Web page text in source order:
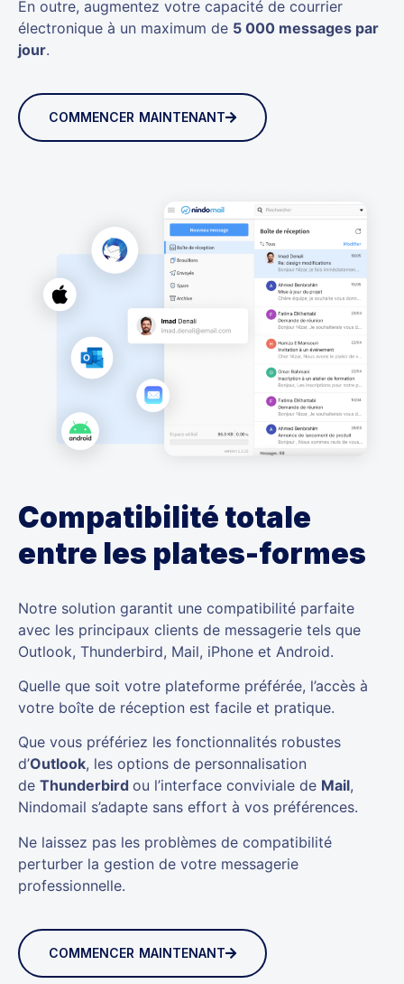
En outre, augmentez votre capacité de courrier
électronique à un maximum de 5 000 messages par
jour.
COMMENCER MAINTENANT
Compatibilité totale
entre les plates-formes
Notre solution garantit une compatibilité parfaite
avec les principaux clients de messagerie tels que
Outlook, Thunderbird, Mail, iPhone et Android.
Quelle que soit votre plateforme préférée, l’accès à
votre boîte de réception est facile et pratique.
Que vous préfériez les fonctionnalités robustes
d’Outlook, les options de personnalisation
de Thunderbird ou l’interface conviviale de Mail,
Nindomail s’adapte sans effort à vos préférences.
Ne laissez pas les problèmes de compatibilité
perturber la gestion de votre messagerie
professionnelle.
COMMENCER MAINTENANT